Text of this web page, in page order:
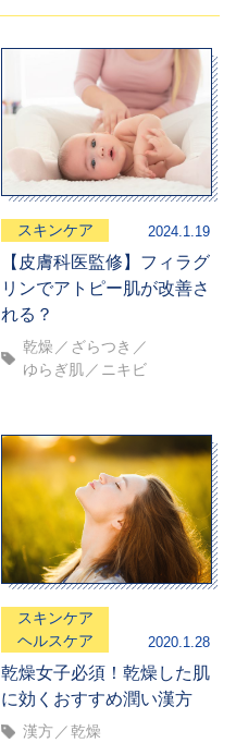
スキンケア 2024.1.19
【皮膚科医監修】フィラグ
リンでアトピー肌が改善さ
れる？
乾燥
ざらつき
ゆらぎ肌
ニキビ
スキンケア
ヘルスケア
2020.1.28
乾燥女子必須！乾燥した肌
に効くおすすめ潤い漢方
漢方 乾燥